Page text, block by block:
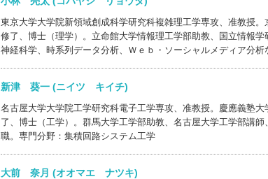
東京大学大学院新領域創成科学研究科複雑理工学専攻、准教授
修了、博士（理学）。立命館大学情報理工学部助教、国立情報
神経科学、時系列データ分析、Ｗｅｂ・ソーシャルメディア分析
新津 葵一 (ニイツ キイチ)
名古屋大学大学院工学研究科電子工学専攻、准教授。慶應義塾
了、博士（工学）。群馬大学工学部助教、名古屋大学工学部講
職。専門分野：集積回路システム工学
大前 奈月 (オオマエ ナツキ)